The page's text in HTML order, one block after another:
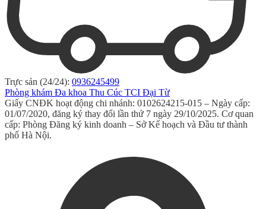
Trực sản (24/24): 0936245499
Phòng khám Đa khoa Thu Cúc TCI Đại Từ
Giấy CNĐK hoạt động chi nhánh: 0102624215-015 – Ngày cấp:
01/07/2020, đăng ký thay đổi lần thứ 7 ngày 29/10/2025. Cơ quan
cấp: Phòng Đăng ký kinh doanh – Sở Kế hoạch và Đầu tư thành
phố Hà Nội.